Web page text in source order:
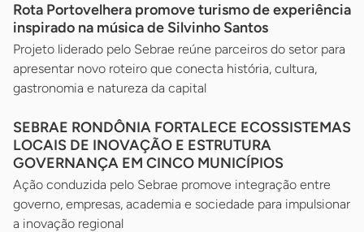
Rota Portovelhera promove turismo de experiência
inspirado na música de Silvinho Santos
Projeto liderado pelo Sebrae reúne parceiros do setor para
apresentar novo roteiro que conecta história, cultura,
gastronomia e natureza da capital
SEBRAE RONDÔNIA FORTALECE ECOSSISTEMAS
LOCAIS DE INOVAÇÃO E ESTRUTURA
GOVERNANÇA EM CINCO MUNICÍPIOS
Ação conduzida pelo Sebrae promove integração entre
governo, empresas, academia e sociedade para impulsionar
a inovação regional